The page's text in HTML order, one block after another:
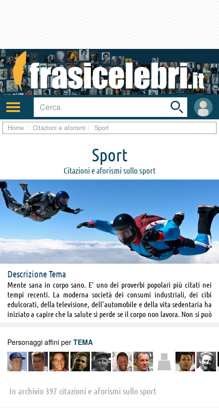
Attiva/disattiva
navigazione
User
area
Toggle
search
bar
Home Citazioni e aforismi Sport
Sport
Citazioni e aforismi sullo sport
Descrizione Tema
Mente sana in corpo sano. E' uno dei proverbi popolari più citati nei
tempi recenti. La moderna società dei consumi industriali, dei cibi
edulcorati, della televisione, dell'automobile e della vita sedentaria ha
iniziato a capire che la salute si perde se il corpo non lavora. Non si può
vitale di movimento. Lo sport non è quindi da farsi solo "per sport", ma
per rispondere alle esigenze vitali del nostro organismo. Scegliete
quello che preferite. Ormai la scelta è vastissima. Dai superclassici
ormai inflazionati quali calcio, pallavolo, basket, nuoto, ciclismo, alle
fare attività fisica, muove le membra del corpo, oliare le articolazioni,
Personaggi affini per TEMA
In archivio 397 citazioni e aforismi sullo sport